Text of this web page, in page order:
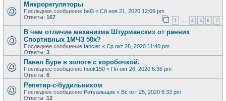
Микрорегуляторы
Последнее сообщение bei3 « Сб ноя 21, 2020 12:09 pm
Ответы: 167 1 … 4 5 6 7
В чем отличие механизма Штурманских от ранних
Спортивных 1МЧЗ 50х?
Последнее сообщение fancier « Ср окт 28, 2020 11:40 pm
Ответы: 3
Павел Буре в золоте с коробочкой.
Последнее сообщение hook150 « Пн окт 26, 2020 6:36 pm
Ответы: 6
Репетир-с-будильником
Последнее сообщение Ритуальщик « Вс окт 25, 2020 8:33 pm
Ответы: 12